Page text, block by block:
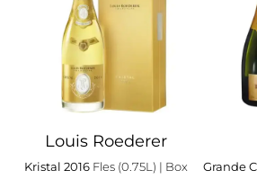
Louis Roederer
Kristal 2016Fles (0.75L) | Box Grande